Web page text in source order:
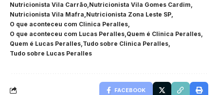
Nutricionista Vila Carrão Nutricionista Vila Gomes Cardim
Nutricionista Vila Mafra Nutricionista Zona Leste SP
O que aconteceu com Clinica Peralles
O que aconteceu com Lucas Peralles Quem é Clinica Peralles
Quem é Lucas Peralles Tudo sobre Clinica Peralles
Tudo sobre Lucas Peralles
FACEBOOK